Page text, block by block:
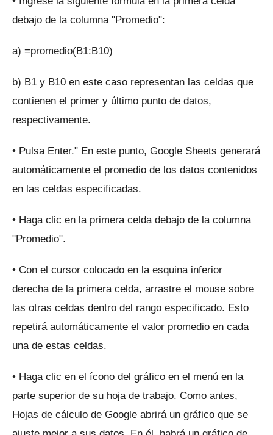
debajo de la columna "Promedio":
a) =promedio(B1:B10)
b) B1 y B10 en este caso representan las celdas que
contienen el primer y último punto de datos,
respectivamente.
• Pulsa Enter." En este punto, Google Sheets generará
automáticamente el promedio de los datos contenidos
en las celdas especificadas.
• Haga clic en la primera celda debajo de la columna
"Promedio".
• Con el cursor colocado en la esquina inferior
derecha de la primera celda, arrastre el mouse sobre
las otras celdas dentro del rango especificado. Esto
repetirá automáticamente el valor promedio en cada
una de estas celdas.
• Haga clic en el ícono del gráfico en el menú en la
parte superior de su hoja de trabajo. Como antes,
Hojas de cálculo de Google abrirá un gráfico que se